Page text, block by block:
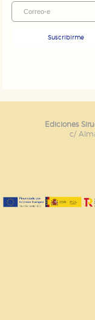
Suscribirme
Ediciones
c/